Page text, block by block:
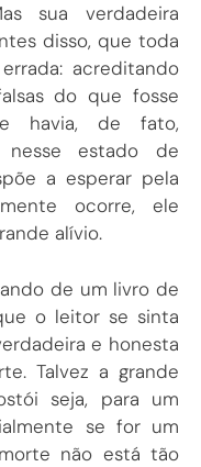
sua verdadeira
disso, que toda
acreditando
do que fosse
havia, de fato,
nesse estado de
a esperar pela
ocorre, ele
alívio.
de um livro de
o leitor se sinta
e honesta
Talvez a grande
seja, para um
se for um
não está tão